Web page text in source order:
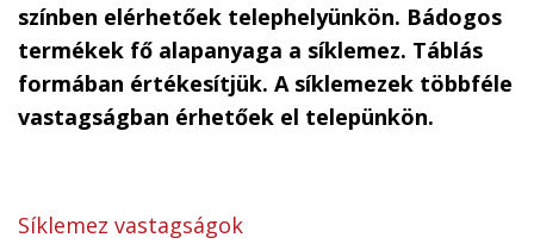
színben elérhetőek telephelyünkön. Bádogos
termékek fő alapanyaga a síklemez. Táblás
formában értékesítjük. A síklemezek többféle
vastagságban érhetőek el telepünkön.
Síklemez vastagságok